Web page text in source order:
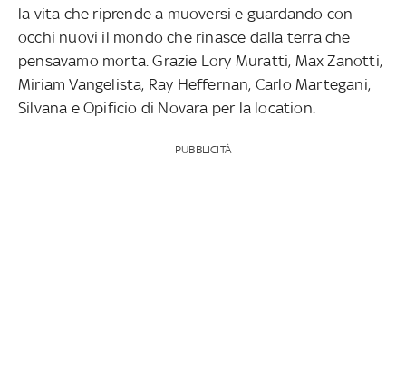
la vita che riprende a muoversi e guardando con
occhi nuovi il mondo che rinasce dalla terra che
pensavamo morta. Grazie Lory Muratti, Max Zanotti,
Miriam Vangelista, Ray Heffernan, Carlo Martegani,
Silvana e Opificio di Novara per la location.
PUBBLICITÀ